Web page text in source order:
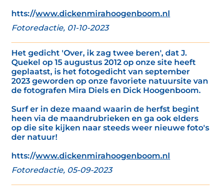
htts://www.dickenmirahoogenboom.nl
Fotoredactie, 01-10-2023
Het gedicht 'Over, ik zag twee beren', dat J.
Quekel op 15 augustus 2012 op onze site heeft
geplaatst, is het fotogedicht van september
2023 geworden op onze favoriete natuursite van
de fotografen Mira Diels en Dick Hoogenboom.
Surf er in deze maand waarin de herfst begint
heen via de maandrubrieken en ga ook elders
op die site kijken naar steeds weer nieuwe foto's
der natuur!
htts://www.dickenmirahoogenboom.nl
Fotoredactie, 05-09-2023